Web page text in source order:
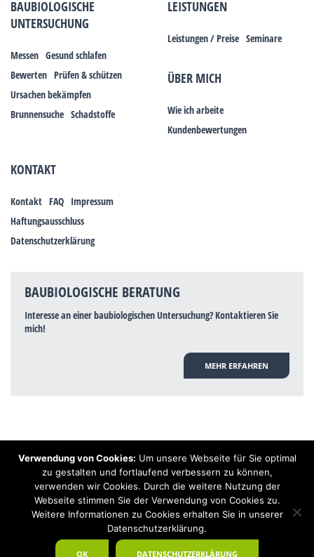
BAUBIOLOGISCHE
UNTERSUCHUNG
Messen Gesund schlafen
Bewerten Prüfen & schützen
Ursachen bekämpfen
Brunnensuche Schadstoffe
LEISTUNGEN
Leistungen / Preise Seminare
ÜBER MICH
Wie ich arbeite
Kundenbewertungen
KONTAKT
Kontakt FAQ Impressum
Haftungsausschluss
Datenschutzerklärung
BAUBIOLOGISCHE BERATUNG
Interesse an einer baubiologischen Untersuchung? Kontaktieren Sie
mich!
MEHR ERFAHREN
Hinweis: Trotz zahlreicher Studien, die einen Zusammenhang zwischen
Elektrosmog und gesundheitlichen Problemen aufzeigen, ist es von der
praktischen Schulmedizin bisher wissenschaftlich nicht anerkannt, dass
Elektrosmog und Erdstrahlen gesundheitliche Auswirkungen haben können.
Ähnliches galt auch über Jahrzehnte für die Akkupunktur und die
Homöopathie. Sie suchen einen Baubiologen? Baubiologe Baldermnn - Ihr
Spezialist für gesunden Schlaf!
Verwendung von Cookies: Um unsere Webseite für Sie optimal
zu gestalten und fortlaufend verbessern zu können,
verwenden wir Cookies. Durch die weitere Nutzung der
Webseite stimmen Sie der Verwendung von Cookies zu.
Weitere Informationen zu Cookies erhalten Sie in unserer
Datenschutzerklärung.
OK DATENSCHUTZERKLÄRUNG